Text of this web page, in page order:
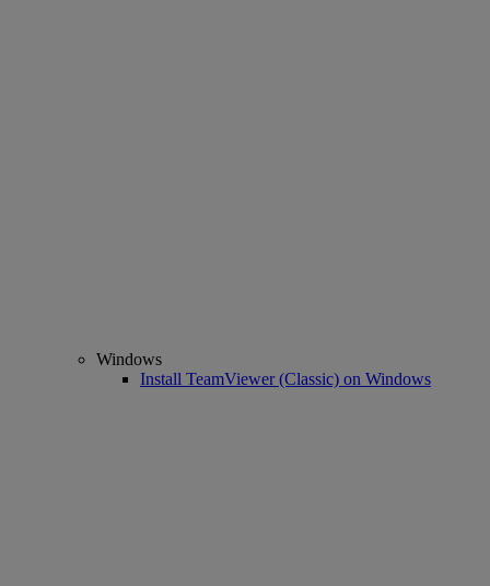
Windows
Install TeamViewer (Classic) on Windows